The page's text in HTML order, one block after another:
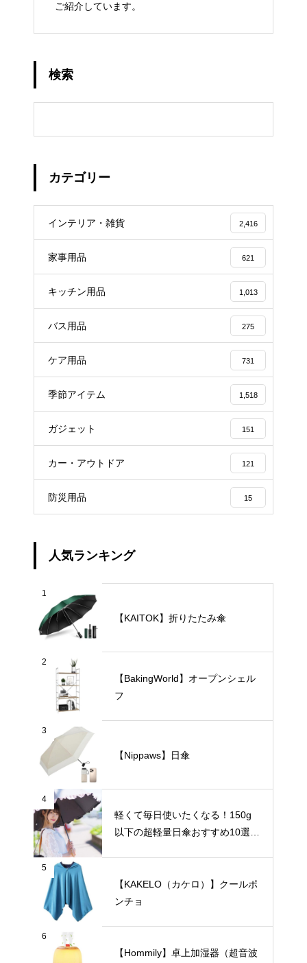
ご紹介しています。
検索
カテゴリー
インテリア・雑貨 2,416
家事用品 621
キッチン用品 1,013
バス用品 275
ケア用品 731
季節アイテム 1,518
ガジェット 151
カー・アウトドア 121
防災用品 15
人気ランキング
1
【KAITOK】折りたたみ傘
2
【BakingWorld】オープンシェル
フ
3
【Nippaws】日傘
4
軽くて毎日使いたくなる！150g
以下の超軽量日傘おすすめ10選
5
【KAKELO（カケロ）】クールポ
ンチョ
6
【Hommily】卓上加湿器（超音波